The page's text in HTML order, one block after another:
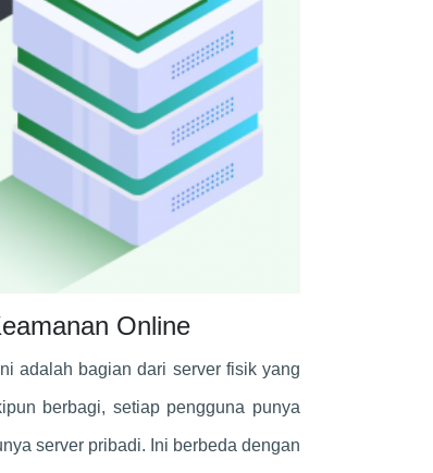
Online
adalah bagian dari server fisik yang
berbagi, setiap pengguna punya
server pribadi. Ini berbeda dengan